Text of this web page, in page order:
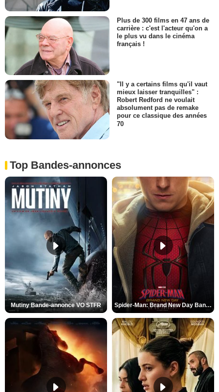
Plus de 300 films en 47 ans de
carrière : c'est l'acteur qu'on a
le plus vu dans le cinéma
français !
"Il y a certains films qu'il vaut
mieux laisser tranquilles" :
Robert Redford ne voulait
absolument pas de remake
pour ce classique des années
70
Top Bandes-annonces
Mutiny Bande-annonce VO STFR Spider-Man: Brand New Day Bande-annonce VO STFR